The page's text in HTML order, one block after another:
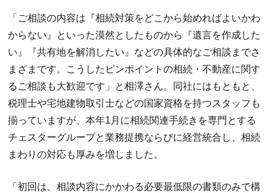
「ご相談の内容は『相続対策をどこから始めればよいかわ
からない』といった漠然としたものから『遺言を作成した
い』『共有地を解消したい』などの具体的なご相談までさ
まざまです。こうしたピンポイントの相続・不動産に関す
るご相談も大歓迎です」と相澤さん。同社にはもともと、
税理士や宅地建物取引士などの国家資格を持つスタッフも
揃っていますが、本年1月に相続関連手続きを専門とする
チェスターグループと業務提携ならびに経営統合し、相続
まわりの対応も厚みを増しました。
「初回は、相談内容にかかわる必要最低限の書類のみで構